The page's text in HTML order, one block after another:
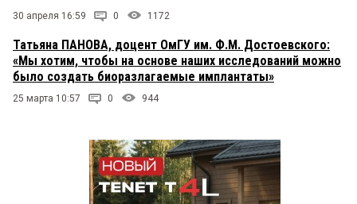
30 апреля 16:59 0 1172
Татьяна ПАНОВА, доцент ОмГУ им. Ф.М. Достоевского:
«Мы хотим, чтобы на основе наших исследований можно
было создать биоразлагаемые имплантаты»
25 марта 10:57 0 944